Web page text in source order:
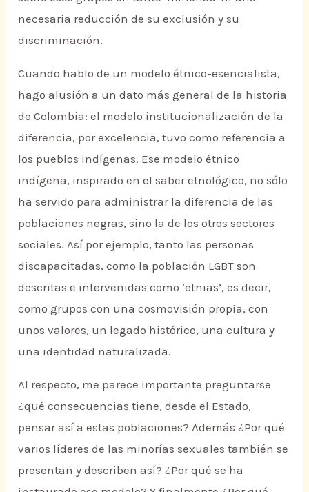
necesaria reducción de su exclusión y su
discriminación.
Cuando hablo de un modelo étnico-esencialista,
hago alusión a un dato más general de la historia
de Colombia: el modelo institucionalización de la
diferencia, por excelencia, tuvo como referencia a
los pueblos indígenas. Ese modelo étnico
indígena, inspirado en el saber etnológico, no sólo
ha servido para administrar la diferencia de las
poblaciones negras, sino la de los otros sectores
sociales. Así por ejemplo, tanto las personas
discapacitadas, como la población LGBT son
descritas e intervenidas como ‘etnias’, es decir,
como grupos con una cosmovisión propia, con
unos valores, un legado histórico, una cultura y
una identidad naturalizada.
Al respecto, me parece importante preguntarse
¿qué consecuencias tiene, desde el Estado,
pensar así a estas poblaciones? Además ¿Por qué
varios líderes de las minorías sexuales también se
presentan y describen así? ¿Por qué se ha